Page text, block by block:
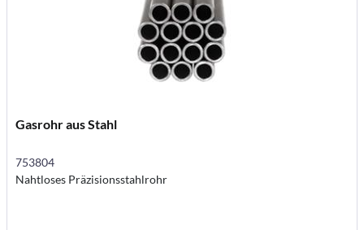
Gasrohr aus Stahl
753804
Nahtloses Präzisionsstahlrohr